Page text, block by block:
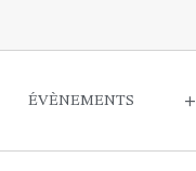
ÉVÈNEMENTS +